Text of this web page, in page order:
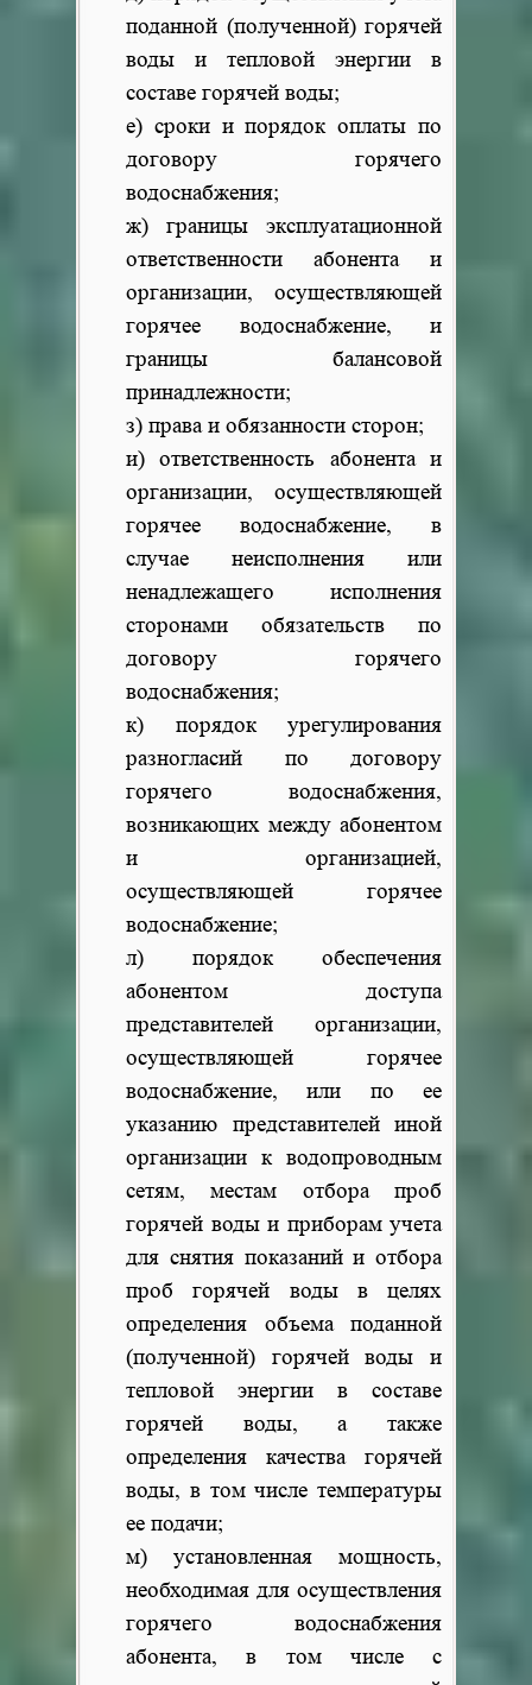
поданной (полученной) горячей
воды и тепловой энергии в
составе горячей воды;
е) сроки и порядок оплаты по
договору горячего
водоснабжения;
ж) границы эксплуатационной
ответственности абонента и
организации, осуществляющей
горячее водоснабжение, и
границы балансовой
принадлежности;
з) права и обязанности сторон;
и) ответственность абонента и
организации, осуществляющей
горячее водоснабжение, в
случае неисполнения или
ненадлежащего исполнения
сторонами обязательств по
договору горячего
водоснабжения;
к) порядок урегулирования
разногласий по договору
горячего водоснабжения,
возникающих между абонентом
и организацией,
осуществляющей горячее
водоснабжение;
л) порядок обеспечения
абонентом доступа
представителей организации,
осуществляющей горячее
водоснабжение, или по ее
указанию представителей иной
организации к водопроводным
сетям, местам отбора проб
горячей воды и приборам учета
для снятия показаний и отбора
проб горячей воды в целях
определения объема поданной
(полученной) горячей воды и
тепловой энергии в составе
горячей воды, а также
определения качества горячей
воды, в том числе температуры
ее подачи;
м) установленная мощность,
необходимая для осуществления
горячего водоснабжения
абонента, в том числе с